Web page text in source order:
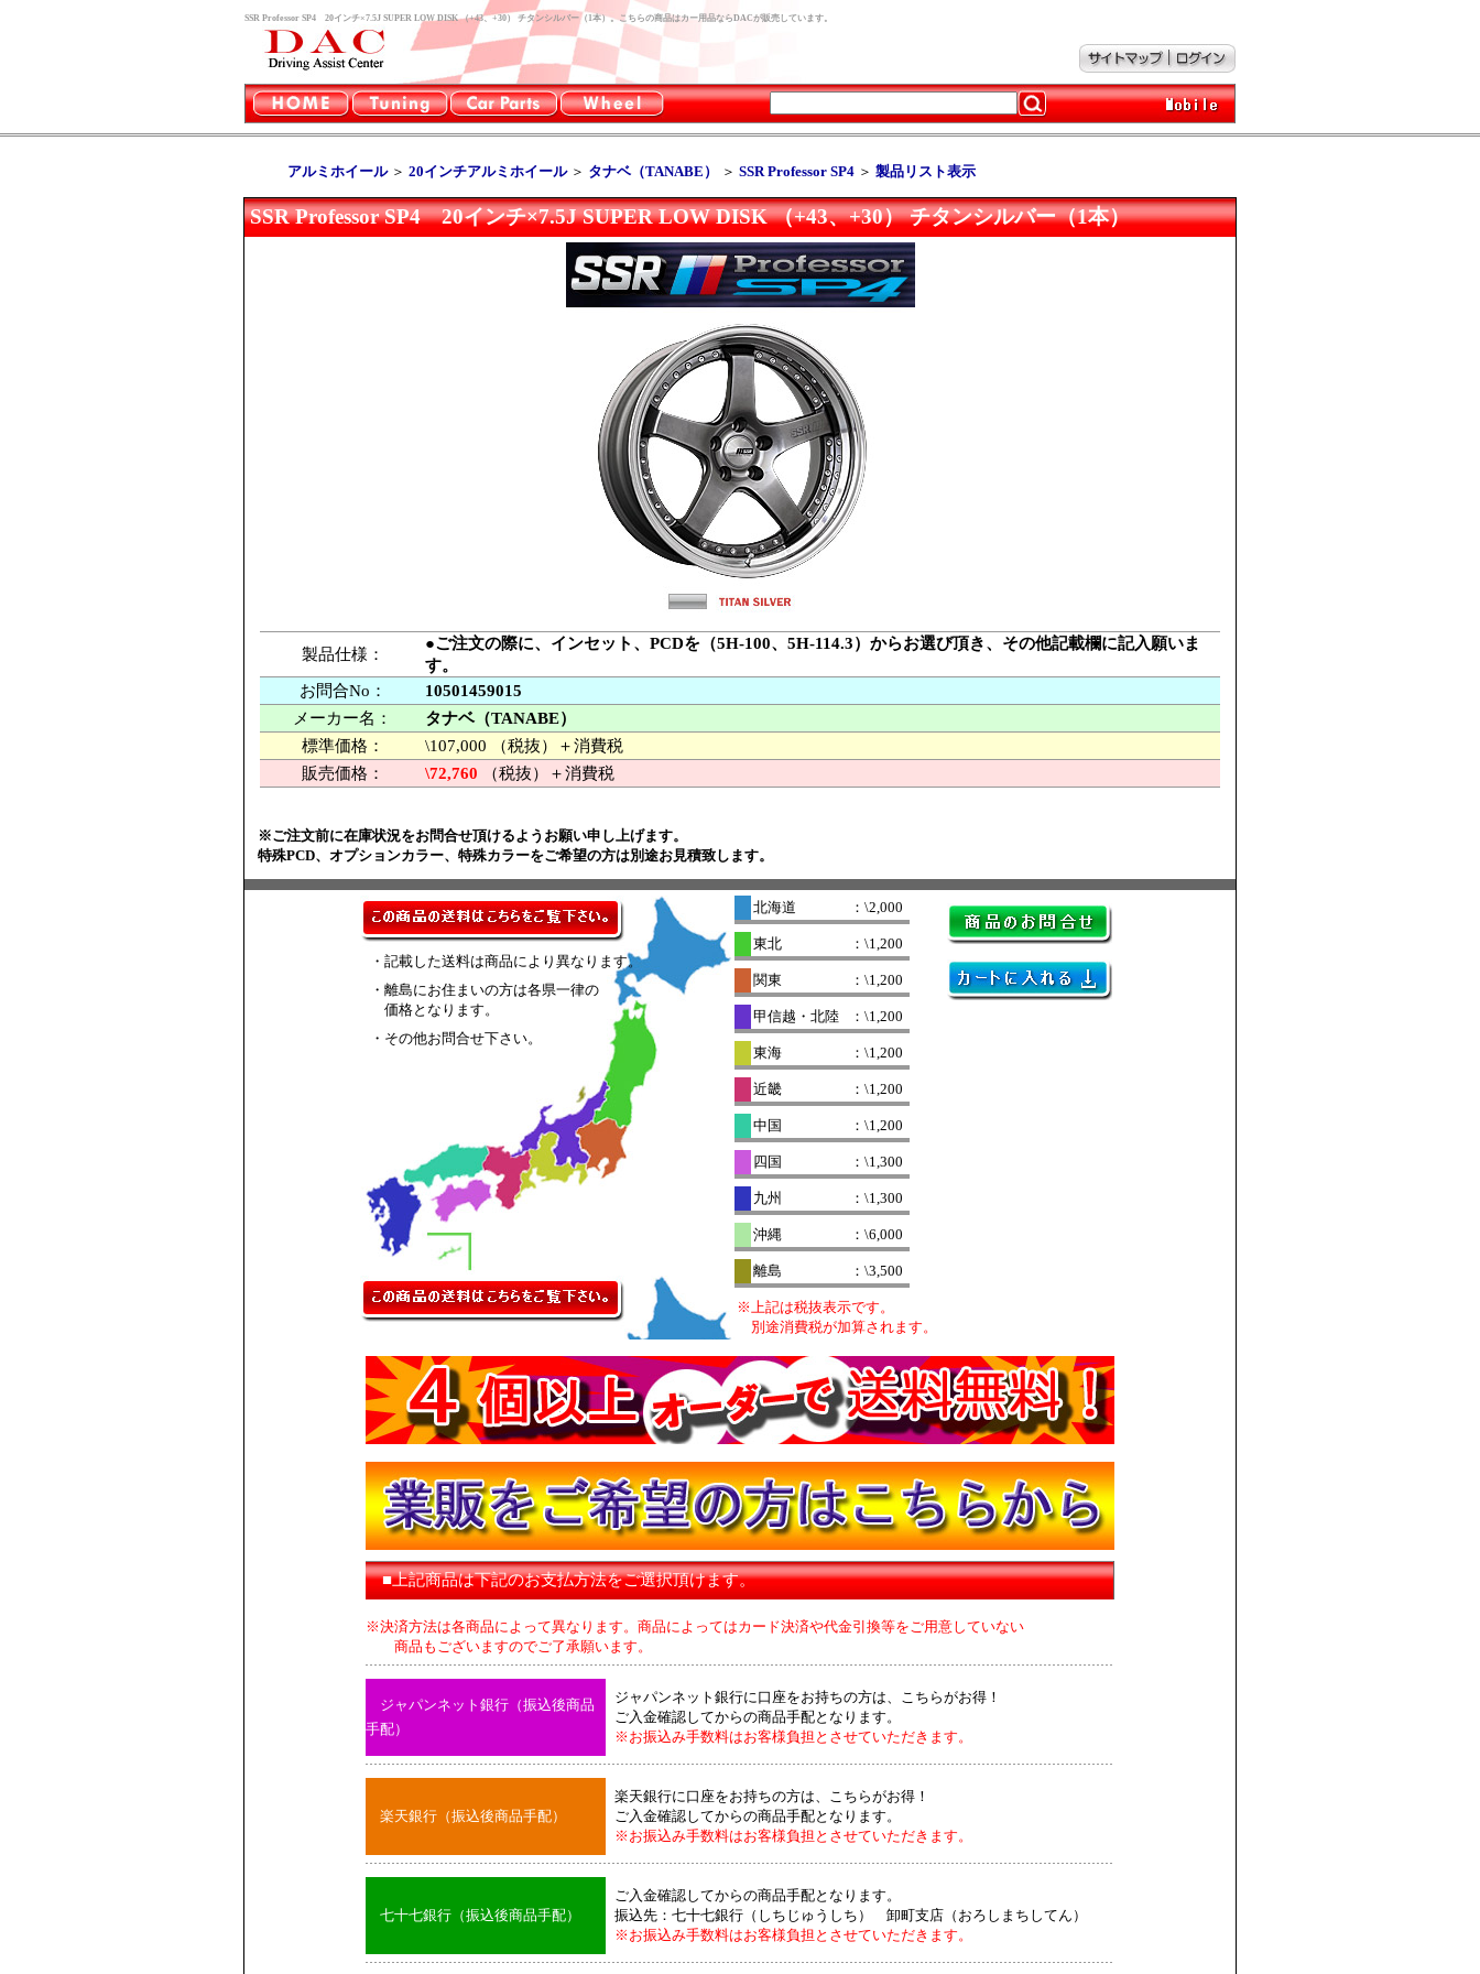
SSR Professor SP4 20インチ×7.5J SUPER LOW DISK （+43、+30） チタンシルバー（1本）。こちらの商品はカー用品ならDACが販売しています。
アルミホイール＞ 20インチアルミホイール＞ タナベ（TANABE） ＞ SSR Professor SP4 ＞ 製品リスト表示
SSR Professor SP4 20インチ×7.5J SUPER LOW DISK （+43、+30） チタンシルバー（1本）
製品仕様：
●ご注文の際に、インセット、PCDを（5H-100、5H-114.3）からお選び頂き、その他記載欄に記入願いま
す。
お問合No：
10501459015
メーカー名：
タナベ（TANABE）
標準価格：
\107,000 （税抜）＋消費税
販売価格：
\72,760 （税抜）＋消費税
※ご注文前に在庫状況をお問合せ頂けるようお願い申し上げます。
特殊PCD、オプションカラー、特殊カラーをご希望の方は別途お見積致します。
・記載した送料は商品により異なります。
・離島にお住まいの方は各県一律の
価格となります。
・その他お問合せ下さい。
北海道 ：\2,000
東北 ：\1,200
関東 ：\1,200
甲信越・北陸 ：\1,200
東海 ：\1,200
近畿 ：\1,200
中国 ：\1,200
四国 ：\1,300
九州 ：\1,300
沖縄 ：\6,000
離島 ：\3,500
※上記は税抜表示です。
別途消費税が加算されます。
■上記商品は下記のお支払方法をご選択頂けます。
※決済方法は各商品によって異なります。商品によってはカード決済や代金引換等をご用意していない
商品もございますのでご了承願います。
ジャパンネット銀行（振込後商品
手配）
ジャパンネット銀行に口座をお持ちの方は、こちらがお得！
ご入金確認してからの商品手配となります。
※お振込み手数料はお客様負担とさせていただきます。
楽天銀行（振込後商品手配）
楽天銀行に口座をお持ちの方は、こちらがお得！
ご入金確認してからの商品手配となります。
※お振込み手数料はお客様負担とさせていただきます。
七十七銀行（振込後商品手配）
ご入金確認してからの商品手配となります。
振込先：七十七銀行（しちじゅうしち） 卸町支店（おろしまちしてん）
※お振込み手数料はお客様負担とさせていただきます。